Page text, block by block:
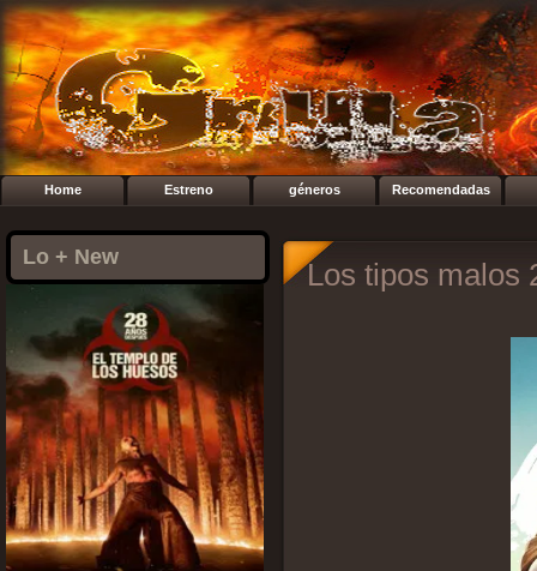
Home Estreno géneros Recomendadas
Lo + New Los tipos malos